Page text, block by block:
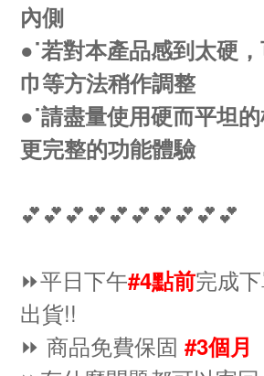
內側
●˙若對本產品感到太硬
巾等方法稍作調整
●˙請盡量使用硬而平坦
更完整的功能體驗
💕💕💕💕💕💕💕💕💕💕
⏩️平日下午#4點前完成
出貨!!
⏩ 商品免費保固 #3個月